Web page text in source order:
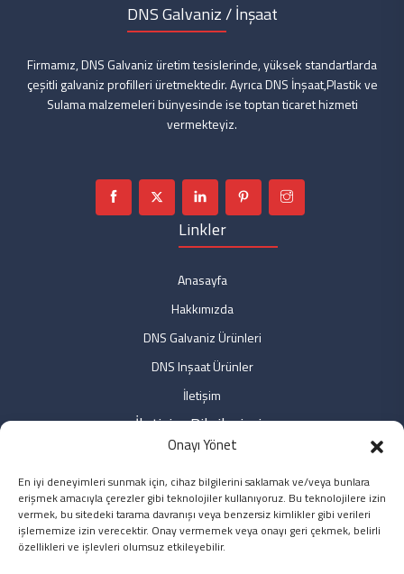
Onayı Yönet
En iyi deneyimleri sunmak için, cihaz bilgilerini saklamak ve/veya bunlara
erişmek amacıyla çerezler gibi teknolojiler kullanıyoruz. Bu teknolojilere izin
vermek, bu sitedeki tarama davranışı veya benzersiz kimlikler gibi verileri
işlememize izin verecektir. Onay vermemek veya onayı geri çekmek, belirli
özellikleri ve işlevleri olumsuz etkileyebilir.
DNS Galvaniz / İnşaat
Firmamız, DNS Galvaniz üretim tesislerinde, yüksek standartlarda
çeşitli galvaniz profilleri üretmektedir. Ayrıca DNS İnşaat,Plastik ve
Sulama malzemeleri bünyesinde ise toptan ticaret hizmeti
vermekteyiz.
Linkler
Anasayfa
Hakkımızda
DNS Galvaniz Ürünleri
DNS Inşaat Ürünler
İletişim
İletişim Bilgilerimiz
Fabrika: Fabrika: Özdemir Mah. No: 9 Bağlar/DİYARBAKIR
Ofis: Özdemir Mah. No: 3/2 Bağlar/DİYARBAKIR
Ofis: Yeni Sahra Mah. No: 2 Ataşehir/İSTANBUL
0850 5496251 / 0412 2247236